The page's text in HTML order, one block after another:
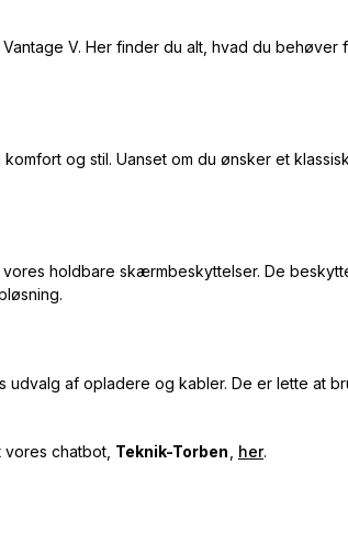
V. Her finder du alt, hvad du behøver
og stil. Uanset om du ønsker et
holdbare skærmbeskyttelser. De
udvalg af opladere og kabler. De er lette at
chatbot, Teknik-Torben her.